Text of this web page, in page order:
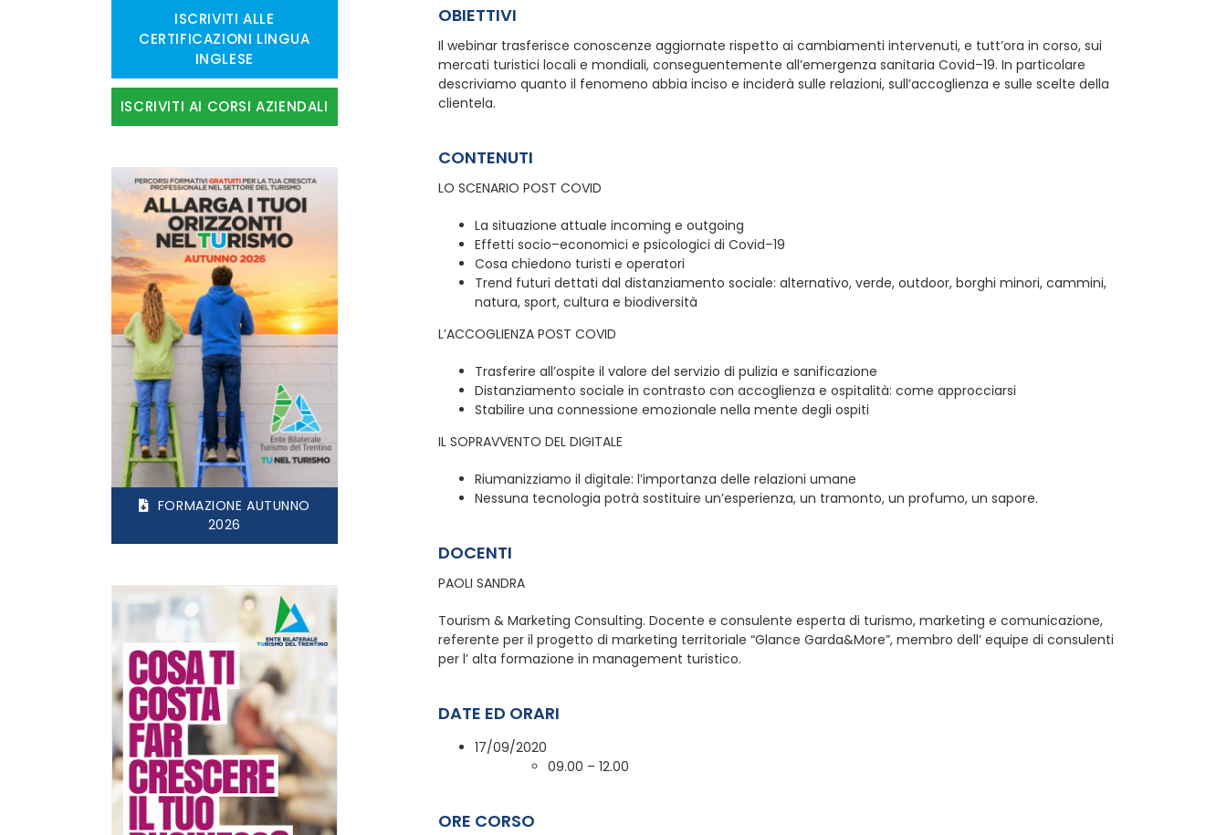
ISCRIVITI ALLE
CERTIFICAZIONI LINGUA
INGLESE
ISCRIVITI AI CORSI AZIENDALI
FORMAZIONE AUTUNNO
2026
OBIETTIVI
Il webinar trasferisce conoscenze aggiornate rispetto ai cambiamenti intervenuti, e tutt’ora in corso, sui
mercati turistici locali e mondiali, conseguentemente all’emergenza sanitaria Covid–19. In particolare
descriviamo quanto il fenomeno abbia inciso e inciderà sulle relazioni, sull’accoglienza e sulle scelte della
clientela.
CONTENUTI
LO SCENARIO POST COVID
La situazione attuale incoming e outgoing
Effetti socio–economici e psicologici di Covid–19
Cosa chiedono turisti e operatori
Trend futuri dettati dal distanziamento sociale: alternativo, verde, outdoor, borghi minori, cammini,
natura, sport, cultura e biodiversità
L’ACCOGLIENZA POST COVID
Trasferire all’ospite il valore del servizio di pulizia e sanificazione
Distanziamento sociale in contrasto con accoglienza e ospitalità: come approcciarsi
Stabilire una connessione emozionale nella mente degli ospiti
IL SOPRAVVENTO DEL DIGITALE
Riumanizziamo il digitale: l’importanza delle relazioni umane
Nessuna tecnologia potrà sostituire un’esperienza, un tramonto, un profumo, un sapore.
DOCENTI
PAOLI SANDRA
Tourism & Marketing Consulting. Docente e consulente esperta di turismo, marketing e comunicazione,
referente per il progetto di marketing territoriale “Glance Garda&More”, membro dell’ equipe di consulenti
per l’ alta formazione in management turistico.
DATE ED ORARI
17/09/2020
09.00 – 12.00
ORE CORSO